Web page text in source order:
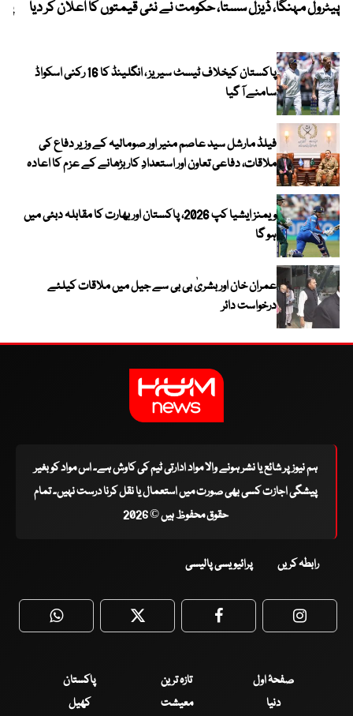
پیٹرول مہنگا، ڈیزل سستا، حکومت نے نئی قیمتوں کا اعلان کر دیا
پاکستان کیخلاف ٹیسٹ سیریز ، انگلینڈ کا 16 رکنی اسکواڈ
سامنے آ گیا
فیلڈ مارشل سید عاصم منیر اور صومالیہ کے وزیر دفاع کی
ملاقات، دفاعی تعاون اور استعدادِ کار بڑھانے کے عزم کا اعادہ
ویمنز ایشیا کپ 2026، پاکستان اور بھارت کا مقابلہ دبئی میں
ہو گا
عمران خان اور بشریٰ بی بی سے جیل میں ملاقات کیلئے
درخواست دائر
ہم نیوز پر شائع یا نشر ہونے والا مواد ادارتی ٹیم کی کاوش ہے۔ اس مواد کو بغیر
پیشگی اجازت کسی بھی صورت میں استعمال یا نقل کرنا درست نہیں۔ تمام
حقوق محفوظ ہیں © 2026
رابطہ کریں پرائیویسی پالیسی
WhatsApp Twitter Facebook
صفحۂ اول تازہ ترین
پاکستان
دنیا
معیشت کھیل